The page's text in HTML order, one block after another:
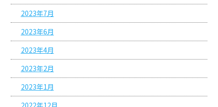
2023年7月
2023年6月
2023年4月
2023年2月
2023年1月